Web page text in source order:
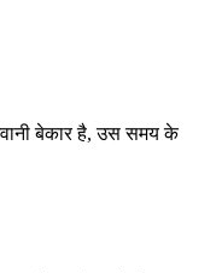
बेकार है, उस समय के